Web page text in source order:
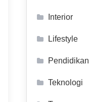
Interior
Lifestyle
Pendidikan
Teknologi